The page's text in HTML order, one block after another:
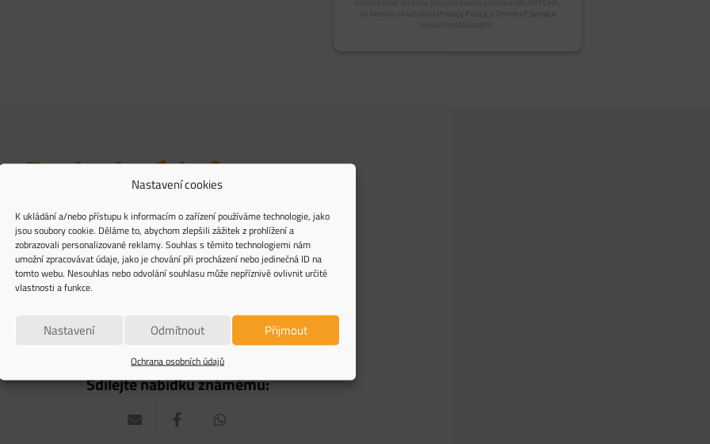
Nastavení cookies
K ukládání a/nebo přístupu k informacím o zařízení používáme technologie, jako
jsou soubory cookie. Děláme to, abychom zlepšili zážitek z prohlížení a
zobrazovali personalizované reklamy. Souhlas s těmito technologiemi nám
umožní zpracovávat údaje, jako je chování při procházení nebo jedinečná ID na
tomto webu. Nesouhlas nebo odvolání souhlasu může nepříznivě ovlivnit určité
vlastnosti a funkce.
Přijmout
Odmítnout
Nastavení
Ochrana osobních údajů
Privacy Policy
Terms of Service
Podrobné informace
Pro další informace nás neváhejte kontaktovat
Sdílejte nabídku známému: